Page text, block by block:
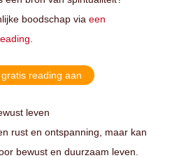
boodschap via een
reading aan
leven
rust en ontspanning, maar kan
bewust en duurzaam leven.